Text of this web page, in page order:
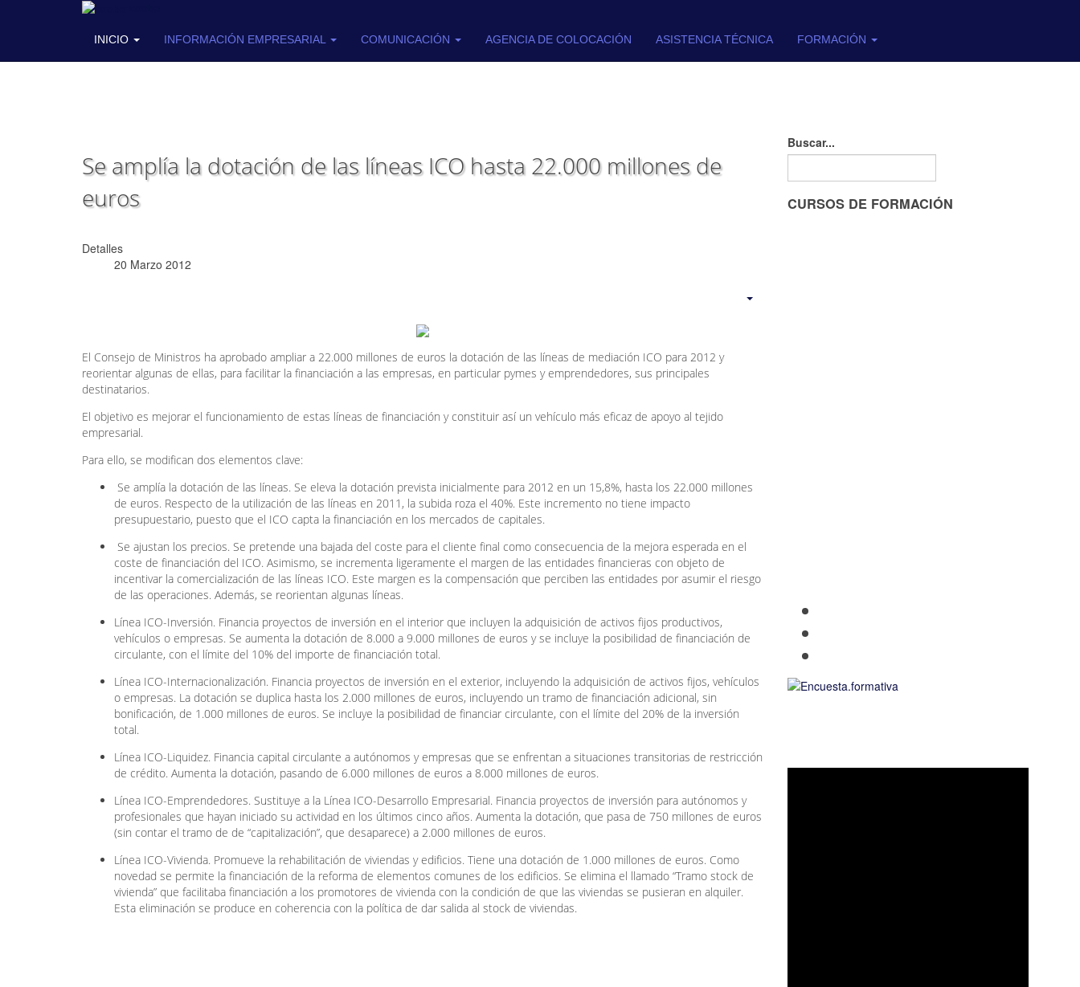
INICIO INFORMACIÓN EMPRESARIAL COMUNICACIÓN AGENCIA DE COLOCACIÓN ASISTENCIA TÉCNICA FORMACIÓN
Se amplía la dotación de las líneas ICO hasta 22.000 millones de
euros
Detalles
20 Marzo 2012
El Consejo de Ministros ha aprobado ampliar a 22.000 millones de euros la dotación de las líneas de mediación ICO para 2012 y
reorientar algunas de ellas, para facilitar la financiación a las empresas, en particular pymes y emprendedores, sus principales
destinatarios.
El objetivo es mejorar el funcionamiento de estas líneas de financiación y constituir así un vehículo más eficaz de apoyo al tejido
empresarial.
Para ello, se modifican dos elementos clave:
Se amplía la dotación de las líneas. Se eleva la dotación prevista inicialmente para 2012 en un 15,8%, hasta los 22.000 millones
de euros. Respecto de la utilización de las líneas en 2011, la subida roza el 40%. Este incremento no tiene impacto
presupuestario, puesto que el ICO capta la financiación en los mercados de capitales.
Se ajustan los precios. Se pretende una bajada del coste para el cliente final como consecuencia de la mejora esperada en el
coste de financiación del ICO. Asimismo, se incrementa ligeramente el margen de las entidades financieras con objeto de
incentivar la comercialización de las líneas ICO. Este margen es la compensación que perciben las entidades por asumir el riesgo
de las operaciones. Además, se reorientan algunas líneas.
Línea ICO-Inversión. Financia proyectos de inversión en el interior que incluyen la adquisición de activos fijos productivos,
vehículos o empresas. Se aumenta la dotación de 8.000 a 9.000 millones de euros y se incluye la posibilidad de financiación de
circulante, con el límite del 10% del importe de financiación total.
Línea ICO-Internacionalización. Financia proyectos de inversión en el exterior, incluyendo la adquisición de activos fijos, vehículos
o empresas. La dotación se duplica hasta los 2.000 millones de euros, incluyendo un tramo de financiación adicional, sin
bonificación, de 1.000 millones de euros. Se incluye la posibilidad de financiar circulante, con el límite del 20% de la inversión
total.
Línea ICO-Liquidez. Financia capital circulante a autónomos y empresas que se enfrentan a situaciones transitorias de restricción
de crédito. Aumenta la dotación, pasando de 6.000 millones de euros a 8.000 millones de euros.
Línea ICO-Emprendedores. Sustituye a la Línea ICO-Desarrollo Empresarial. Financia proyectos de inversión para autónomos y
profesionales que hayan iniciado su actividad en los últimos cinco años. Aumenta la dotación, que pasa de 750 millones de euros
(sin contar el tramo de de “capitalización”, que desaparece) a 2.000 millones de euros.
Línea ICO-Vivienda. Promueve la rehabilitación de viviendas y edificios. Tiene una dotación de 1.000 millones de euros. Como
novedad se permite la financiación de la reforma de elementos comunes de los edificios. Se elimina el llamado “Tramo stock de
vivienda” que facilitaba financiación a los promotores de vivienda con la condición de que las viviendas se pusieran en alquiler.
Esta eliminación se produce en coherencia con la política de dar salida al stock de viviendas.
Buscar...
CURSOS DE FORMACIÓN